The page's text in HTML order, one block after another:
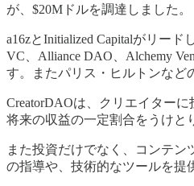
が、$20Mドルを調達しました。
a16zとInitialized Capitalがリード
VC、Alliance DAO、Alchemy
す。またパリス・ヒルトンなど
CreatorDAOは、クリエイター
将来の収益の一定割合をうけと
また投資だけでなく、コンテン
の指導や、技術的なツールを提